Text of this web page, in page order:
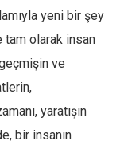
yeni bir şey
tam olarak insan
ve
yaratışın
bir insanın